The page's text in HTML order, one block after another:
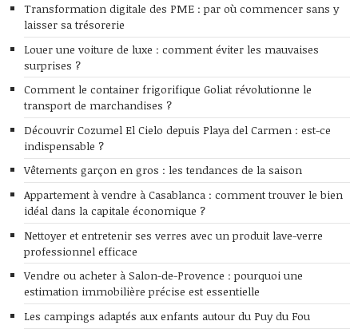
Transformation digitale des PME : par où commencer sans y
laisser sa trésorerie
Louer une voiture de luxe : comment éviter les mauvaises
surprises ?
Comment le container frigorifique Goliat révolutionne le
transport de marchandises ?
Découvrir Cozumel El Cielo depuis Playa del Carmen : est-ce
indispensable ?
Vêtements garçon en gros : les tendances de la saison
Appartement à vendre à Casablanca : comment trouver le bien
idéal dans la capitale économique ?
Nettoyer et entretenir ses verres avec un produit lave-verre
professionnel efficace
Vendre ou acheter à Salon-de-Provence : pourquoi une
estimation immobilière précise est essentielle
Les campings adaptés aux enfants autour du Puy du Fou